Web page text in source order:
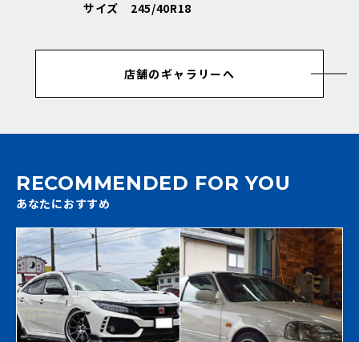
サイズ 245/40R18
店舗のギャラリーへ
RECOMMENDED FOR YOU
あなたにおすすめ